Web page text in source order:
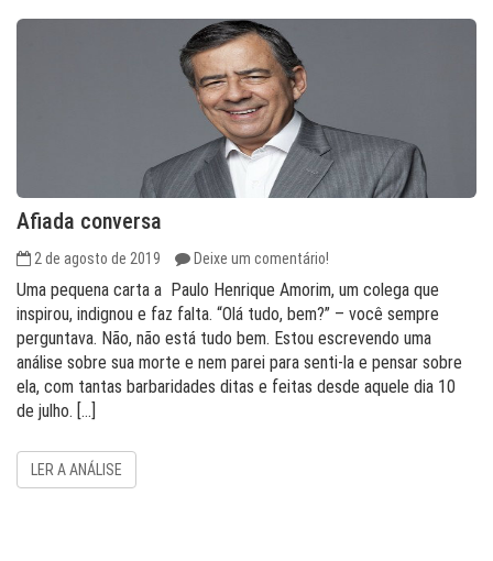
Afiada conversa
2 de agosto de 2019 Deixe um comentário!
Uma pequena carta a Paulo Henrique Amorim, um colega que
inspirou, indignou e faz falta. “Olá tudo, bem?” – você sempre
perguntava. Não, não está tudo bem. Estou escrevendo uma
análise sobre sua morte e nem parei para senti-la e pensar sobre
ela, com tantas barbaridades ditas e feitas desde aquele dia 10
de julho. […]
LER A ANÁLISE